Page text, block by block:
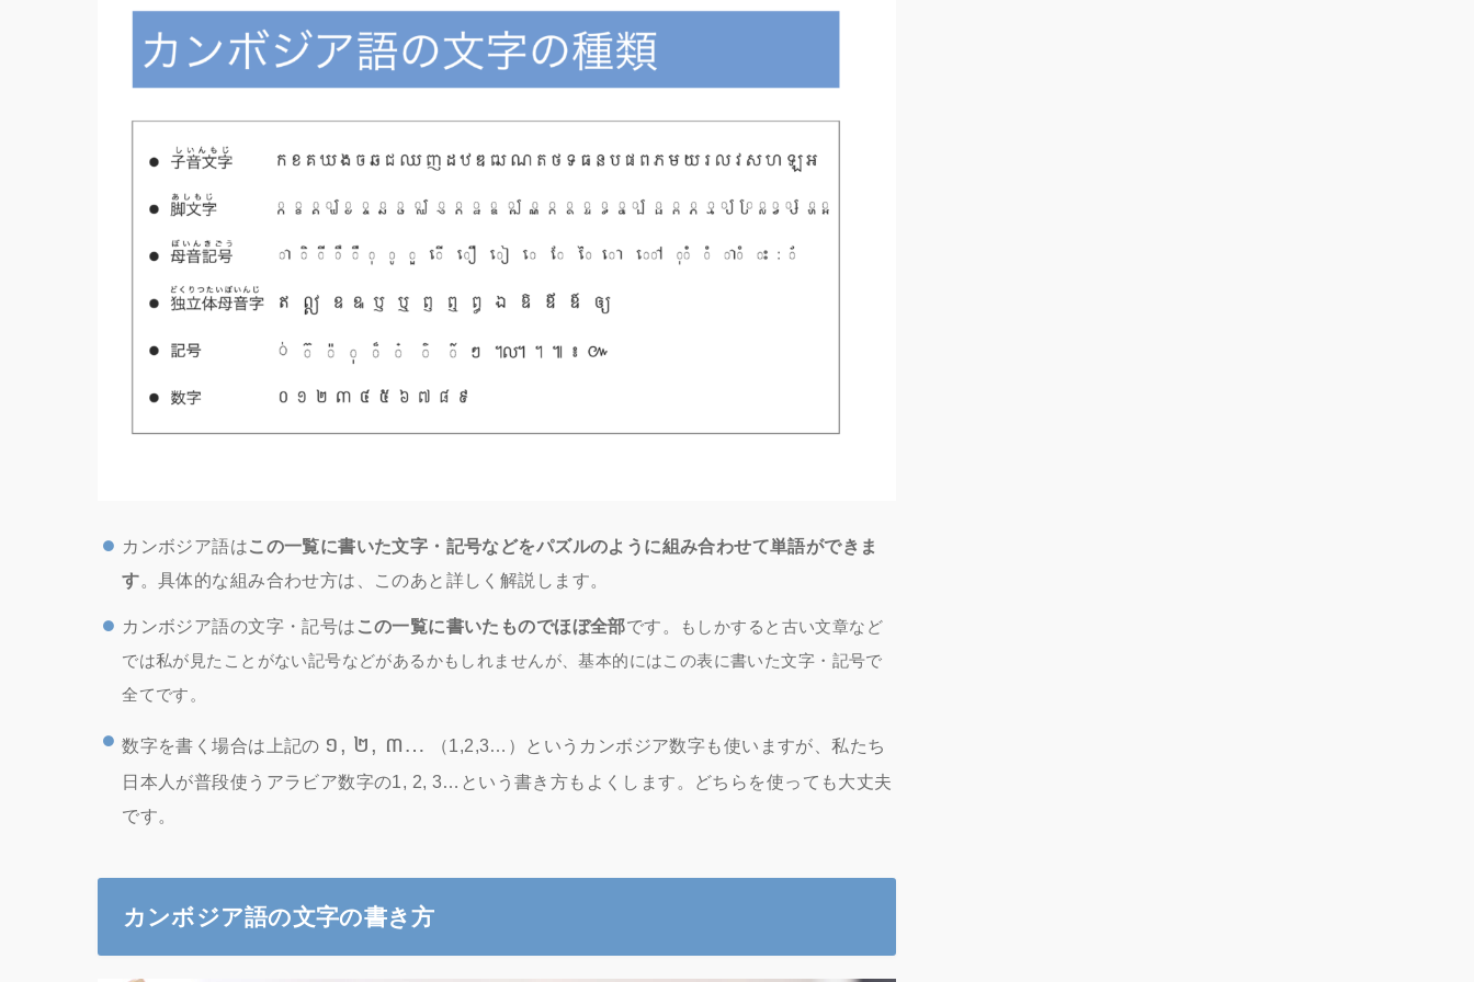
カンボジア語はこの一覧に書いた文字・記号などをパズルのように組み合わせて単語ができま
す。具体的な組み合わせ方は、このあと詳しく解説します。
カンボジア語の文字・記号は この一覧に書いたものでほぼ全部です。
もしかすると古い文章など
では私が見たことがない記号などがあるかもしれませんが、基本的にはこの表に書いた文字・記号で
全てです。
数字を書く場合は上記の ១, ២, ៣…
（1,2,3…）というカンボジア数字も使いますが、私たち
日本人が普段使うアラビア数字の1, 2, 3…という書き方もよくします。どちらを使っても大丈夫
です。
カンボジア語の文字の書き方